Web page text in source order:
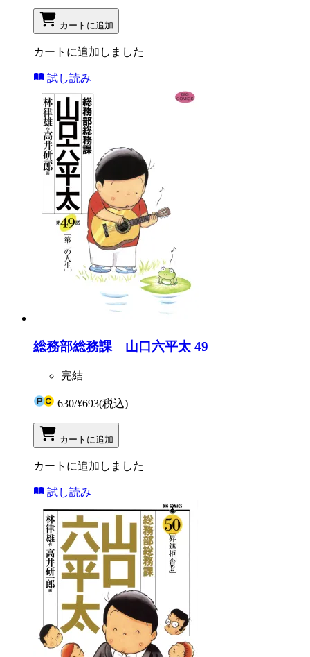
カートに追加
カートに追加しました
試し読み
総務部総務課 山口六平太 49
完結
630/¥693(税込)
カートに追加
カートに追加しました
試し読み